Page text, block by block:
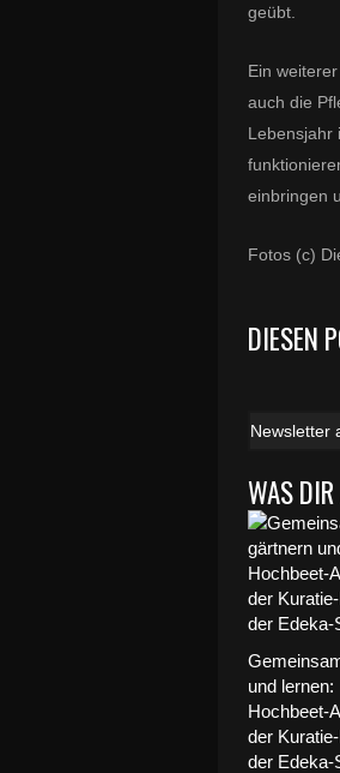
geübt.
Ein
auch die
Lebensjahr
einbringen
Fotos (c)
DIESEN
Newsletter
WAS
und lernen:
Hochbeet-
der
der Edeka-